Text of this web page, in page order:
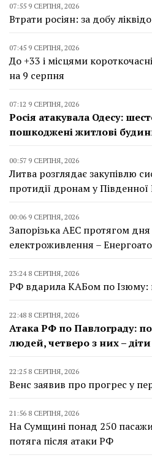
07:55 9 СЕРПНЯ, 2026
Втрати росіян: за добу
07:45 9 СЕРПНЯ, 2026
До +33 і місцями
на 9 серпня
07:12 9 СЕРПНЯ, 2026
Росія атакувала Одесу:
пошкоджені житлові
00:57 9 СЕРПНЯ, 2026
Литва розглядає закупівлю
протидії дронам у Південної
00:06 9 СЕРПНЯ, 2026
Запорізька АЕС протягом дня
електроживлення –
23:24 8 СЕРПНЯ, 2026
РФ вдарила КАБом по Ізюму:
22:48 8 СЕРПНЯ, 2026
Атака РФ по Павлограду:
людей, четверо з них – діти
22:25 8 СЕРПНЯ, 2026
Венс заявив про прогрес у
21:56 8 СЕРПНЯ, 2026
На Сумщині понад 250
потяга після атаки РФ